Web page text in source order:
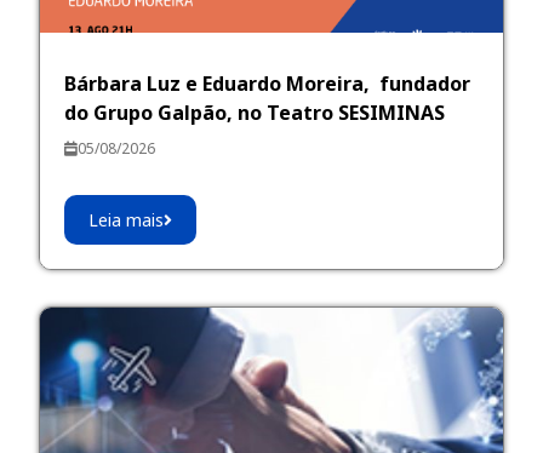
Bárbara Luz e Eduardo Moreira, fundador
do Grupo Galpão, no Teatro SESIMINAS
05/08/2026
Leia mais